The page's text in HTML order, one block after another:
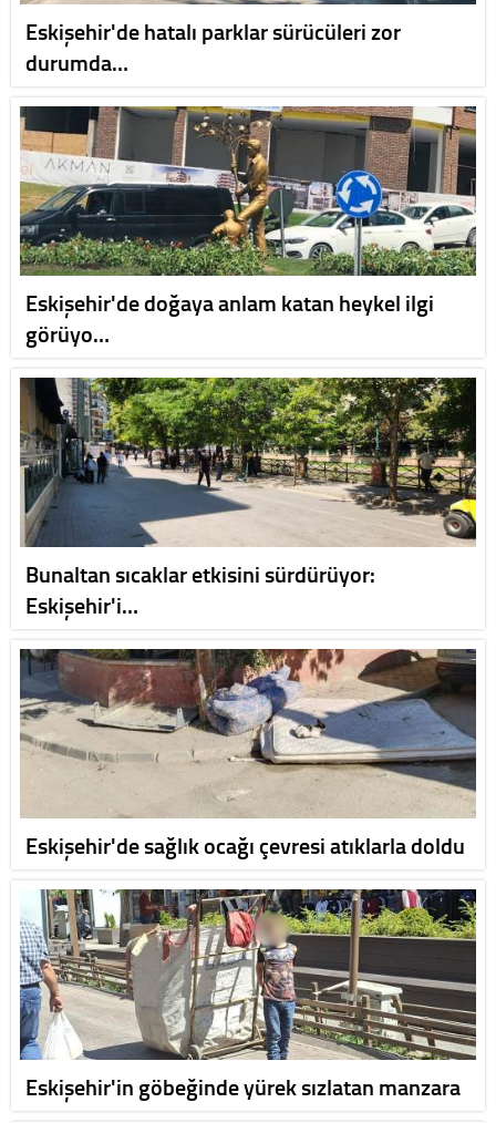
Eskişehir'de hatalı parklar sürücüleri zor
durumda…
Eskişehir'de doğaya anlam katan heykel ilgi
görüyo…
Bunaltan sıcaklar etkisini sürdürüyor:
Eskişehir'i…
Eskişehir'de sağlık ocağı çevresi atıklarla doldu
Eskişehir'in göbeğinde yürek sızlatan manzara